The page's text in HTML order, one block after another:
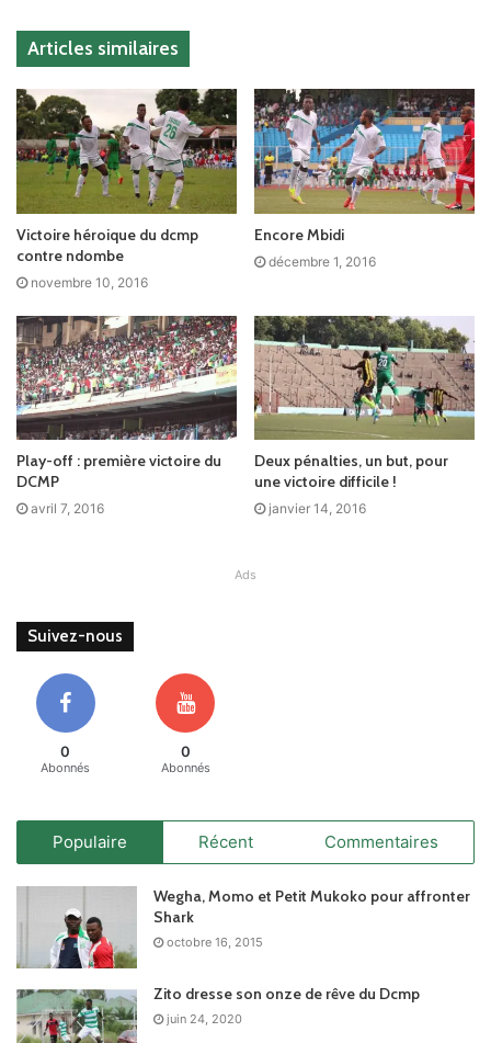
Articles similaires
Victoire héroique du dcmp
contre ndombe
novembre 10, 2016
Encore Mbidi
décembre 1, 2016
Play-off : première victoire du
DCMP
avril 7, 2016
Deux pénalties, un but, pour
une victoire difficile !
janvier 14, 2016
Ads
Suivez-nous
0
Abonnés
0
Abonnés
Populaire Récent Commentaires
Wegha, Momo et Petit Mukoko pour affronter
Shark
octobre 16, 2015
Zito dresse son onze de rêve du Dcmp
juin 24, 2020